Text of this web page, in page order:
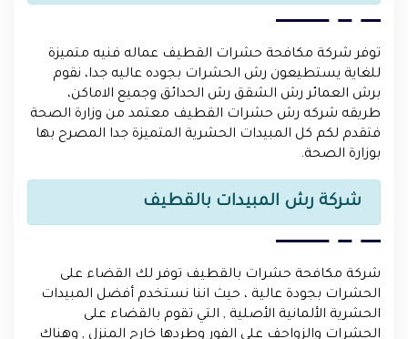
توفر شركة مكافحة حشرات القطيف عماله فنيه متميزة
للغاية يستطيعون رش الحشرات بجوده عاليه جدا، نقوم
برش العمائر رش الشقق رش الحدائق وجميع الاماكن،
طريقه شركه رش حشرات القطيف معتمد من وزارة الصحة
فتقدم لكم كل المبيدات الحشرية المتميزة جدا المصرح بها
بوزارة الصحة.
شركة رش المبيدات بالقطيف
شركة مكافحة حشرات بالقطيف توفر لك القضاء على
الحشرات بجودة عالية ، حيث اننا نستخدم أفضل المبيدات
الحشرية الألمانية الأصلية , التي تقوم بالقضاء على
الحشرات والزواحف على الفور وطردها خارج المنزل , وهناك